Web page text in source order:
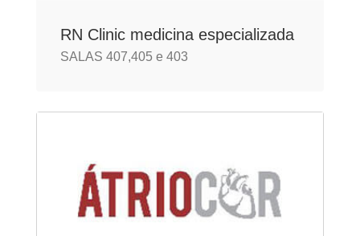
RN Clinic medicina especializada
SALAS 407,405 e 403